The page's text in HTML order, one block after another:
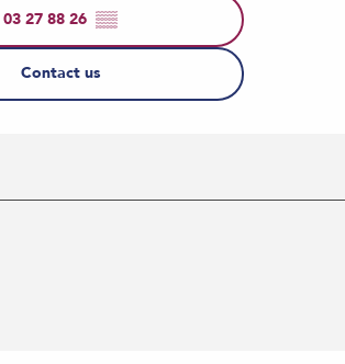
03 27 88 26 ▒▒
Contact us